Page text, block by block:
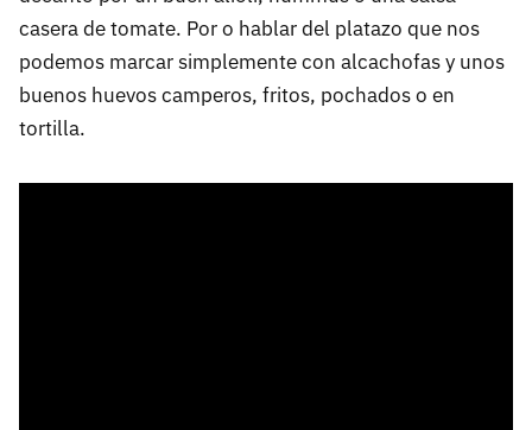
casera de tomate. Por o hablar del platazo que nos
podemos marcar simplemente con alcachofas y unos
buenos huevos camperos, fritos, pochados o en
tortilla.